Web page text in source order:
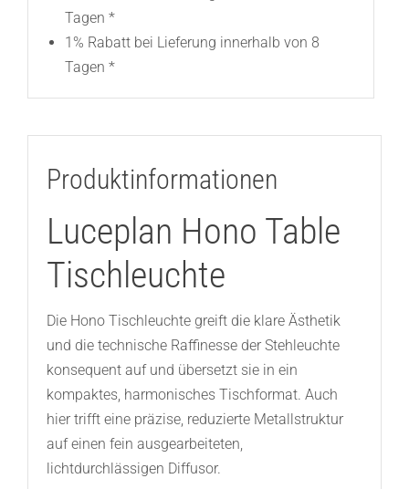
Tagen *
1% Rabatt bei Lieferung innerhalb von 8
Tagen *
Produktinformationen
Luceplan Hono Table
Tischleuchte
Die Hono Tischleuchte greift die klare Ästhetik
und die technische Raffinesse der Stehleuchte
konsequent auf und übersetzt sie in ein
kompaktes, harmonisches Tischformat. Auch
hier trifft eine präzise, reduzierte Metallstruktur
auf einen fein ausgearbeiteten,
lichtdurchlässigen Diffusor.